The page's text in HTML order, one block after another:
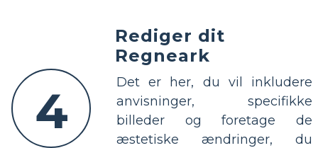
4
Rediger dit
Regneark
Det er her, du vil inkludere
anvisninger, specifikke
billeder og foretage de
æstetiske ændringer, du